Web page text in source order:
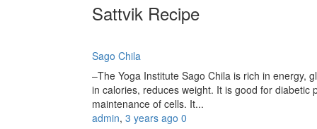
Sattvik Recipe
Sago Chila
–The Yoga Institute Sago Chila is rich in energy,
in calories, reduces weight. It is good for
maintenance of cells. It...
admin, 3 years ago 0